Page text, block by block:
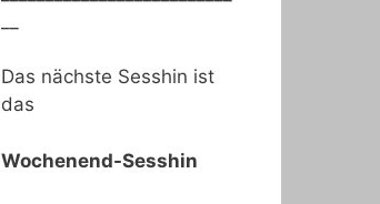
Das nächste Sesshin ist
das
Wochenend-Sesshin